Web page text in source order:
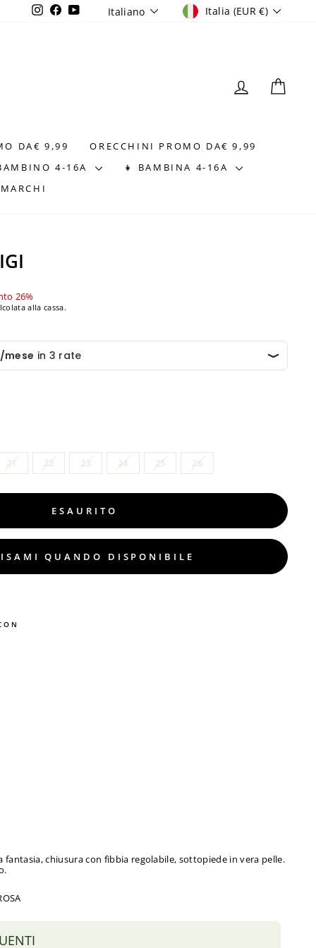
Instagram
FacebookYouTubeLINGUA
Italiano VALUTA
Italia (EUR €)
ACCEDI
DA€ 9,99
ORECCHINI PROMO DA€ 9,99
4-16A
👧 BAMBINA 4-16A
26%
alla cassa.
21 22 23 24 25 26
ESAURITO
QUANDO DISPONIBILE
fantasia, chiusura con fibbia regolabile, sottopiede in vera pelle.